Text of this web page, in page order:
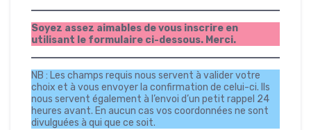
Soyez assez aimables de vous inscrire en
utilisant le formulaire ci-dessous. Merci.
NB : Les champs requis nous servent à valider votre
choix et à vous envoyer la confirmation de celui-ci. Ils
nous servent également à l’envoi d’un petit rappel 24
heures avant. En aucun cas vos coordonnées ne sont
divulguées à qui que ce soit.